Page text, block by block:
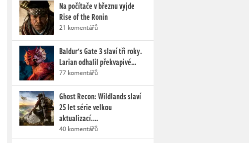
Na počítače v březnu vyjde
Rise of the Ronin
21 komentářů
Baldur's Gate 3 slaví tři roky.
Larian odhalil překvapivé…
77 komentářů
Ghost Recon: Wildlands slaví
25 let série velkou
aktualizací.…
40 komentářů